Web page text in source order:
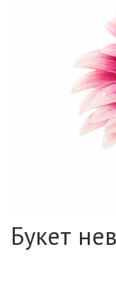
Букет